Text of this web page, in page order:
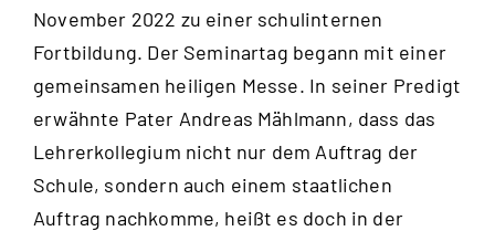
November 2022 zu einer schulinternen
Fortbildung. Der Seminartag begann mit einer
gemeinsamen heiligen Messe. In seiner Predigt
erwähnte Pater Andreas Mählmann, dass das
Lehrerkollegium nicht nur dem Auftrag der
Schule, sondern auch einem staatlichen
Auftrag nachkomme, heißt es doch in der